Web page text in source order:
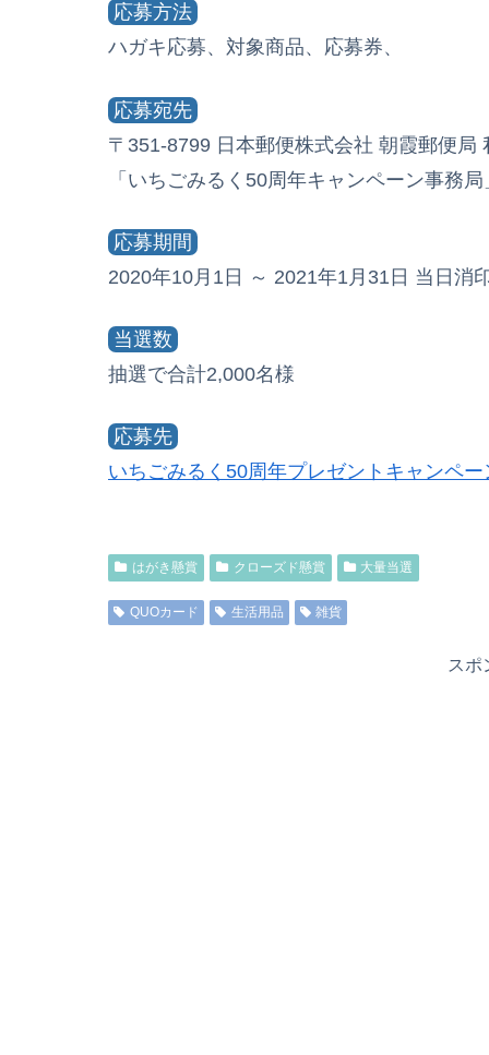
応募方法
ハガキ応募、対象商品、応募券、
応募宛先
〒351-8799 日本郵便株式会社 朝霞郵便局
「いちごみるく50周年キャンペーン事務局
応募期間
2020年10月1日 ～ 2021年1月31日 当日消
当選数
抽選で合計2,000名様
応募先
いちごみるく50周年プレゼントキャンペー
はがき懸賞 クローズド懸賞 大量当選
QUOカード 生活用品 雑貨
スポ